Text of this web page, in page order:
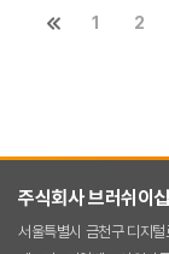
1 2
주식회사 브러쉬이
서울특별시 금천구 디지